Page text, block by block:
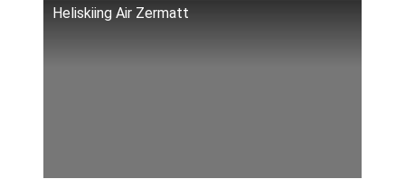
Heliskiing Air Zermatt